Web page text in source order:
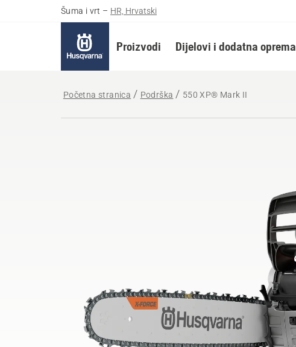
Šuma i vrt – HR, Hrvatski
Proizvodi Dijelovi i dodatna oprema
Početna stranica Podrška 550 XP® Mark II